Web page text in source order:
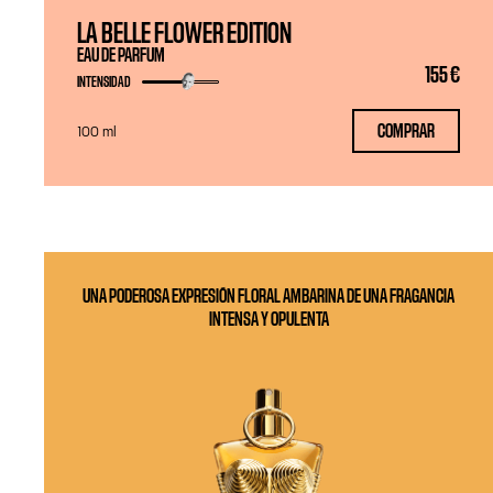
LA BELLE FLOWER EDITION
EAU DE PARFUM
155 €
INTENSIDAD
100 ml COMPRAR
UNA PODEROSA EXPRESIÓN FLORAL AMBARINA DE UNA FRAGANCIA
INTENSA Y OPULENTA